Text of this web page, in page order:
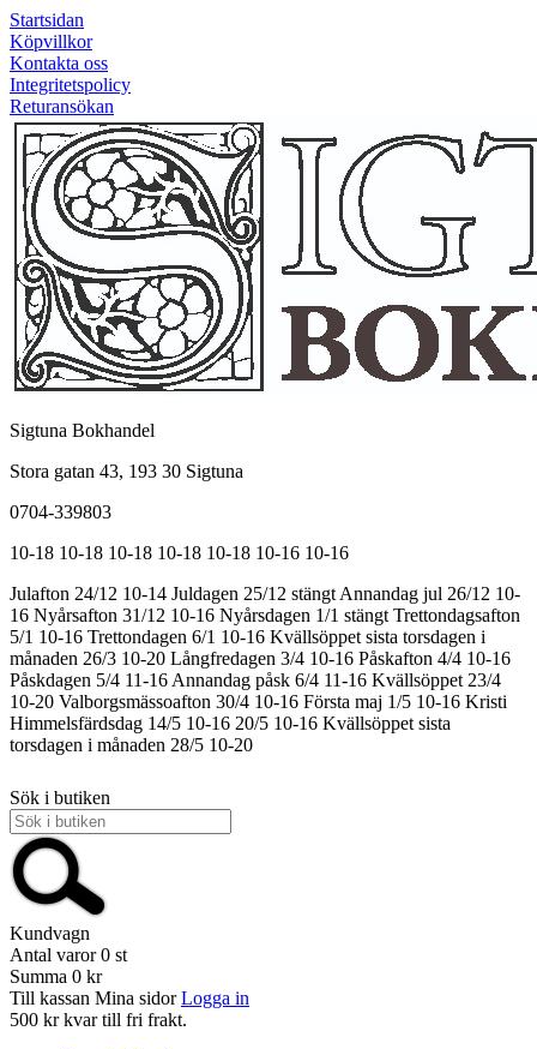
Startsidan
Köpvillkor
Kontakta oss
Integritetspolicy
Returansökan
Sigtuna Bokhandel
Stora gatan 43, 193 30 Sigtuna
0704-339803
10-18 10-18 10-18 10-18 10-18 10-16 10-16
Julafton 24/12 10-14 Juldagen 25/12 stängt Annandag jul 26/12 10-
16 Nyårsafton 31/12 10-16 Nyårsdagen 1/1 stängt Trettondagsafton
5/1 10-16 Trettondagen 6/1 10-16 Kvällsöppet sista torsdagen i
månaden 26/3 10-20 Långfredagen 3/4 10-16 Påskafton 4/4 10-16
Påskdagen 5/4 11-16 Annandag påsk 6/4 11-16 Kvällsöppet 23/4
10-20 Valborgsmässoafton 30/4 10-16 Första maj 1/5 10-16 Kristi
Himmelsfärdsdag 14/5 10-16 20/5 10-16 Kvällsöppet sista
torsdagen i månaden 28/5 10-20
Sök i butiken
Kundvagn
Antal varor 0 st
Summa 0 kr
Till kassan Mina sidor Logga in
500 kr kvar till fri frakt.